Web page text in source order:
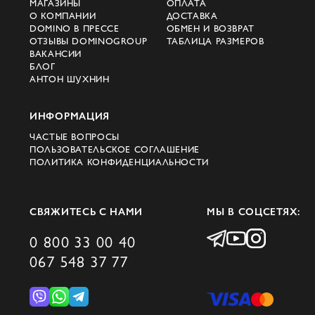
и утонченный минимализм. Одежда марки
являет собой визуальный дневник
женщины, которая свободно выражает
эмоции, не теряя своей
Эрика Каваллини бренд создает вещи для
женщины, которая ищет не просто тренд,
а одежду с душой. Платья, рубашки,
словно находится на стыке между
прошлым и настоящим: андрогинные
формы, тонкие линии, асимметрия,
деликатные детали, неожиданные
сочетания.
МАГАЗИНЫ
О КОМПАНИИ
DOMINO В ПРЕССЕ
ОТЗЫВЫ DOMINOGROUP
ВАКАНСИИ
БЛОГ
АНТОН ШУХНИН
ОПЛАТА
ДОСТАВКА
ОБМЕН И ВОЗВРАТ
ТАБЛИЦА РАЗМЕРОВ
ИНФОРМАЦИЯ
ЧАСТЫЕ ВОПРОСЫ
ПОЛЬЗОВАТЕЛЬСКОЕ СОГЛАШЕНИЕ
ПОЛИТИКА КОНФИДЕНЦИАЛЬНОСТИ
СВЯЖИТЕСЬ С НАМИ
0 800 33 00 40
067 548 37 77
МЫ В СОЦСЕТЯХ: